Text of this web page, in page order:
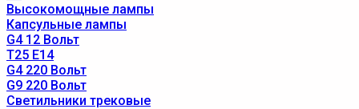
Высокомощные лампы
Капсульные лампы
G4 12 Вольт
T25 E14
G4 220 Вольт
G9 220 Вольт
Светильники трековые